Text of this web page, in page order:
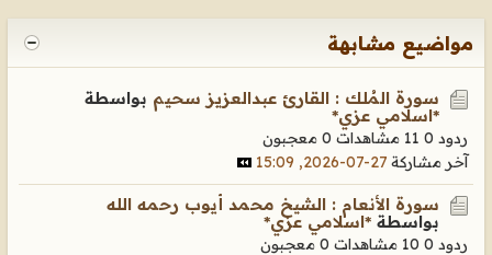
مواضيع مشابهة
سورة المُلك : القارئ عبدالعزيز سحيم بواسطة
*اسلامي عزي*
ردود 0 11 مشاهدات
0 معجبون
آخر مشاركة 27-07-2026, 15:09
سورة الأنعام : الشيخ محمد أيوب رحمه الله
بواسطة *اسلامي عزي*
ردود 0 10 مشاهدات
0 معجبون